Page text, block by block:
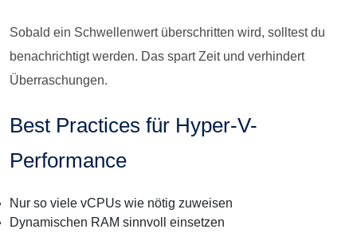
Sobald ein Schwellenwert überschritten wird, solltest du
benachrichtigt werden. Das spart Zeit und verhindert
Überraschungen.
Best Practices für Hyper-V-
Performance
Nur so viele vCPUs wie nötig zuweisen
Dynamischen RAM sinnvoll einsetzen